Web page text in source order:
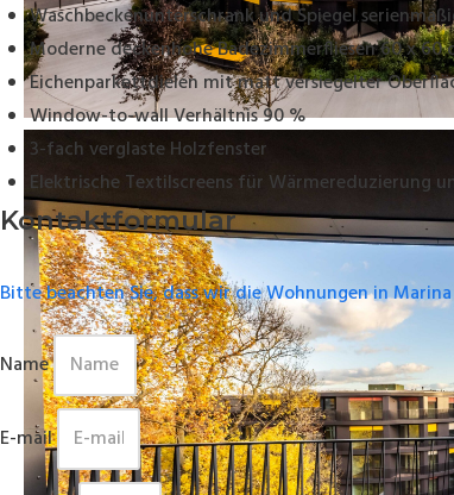
Waschbeckenunterschrank und Spiegel
Moderne deckenhohe Badezimmerfliesen 60 x 60
Eichenparkettdielen mit matt versiegelter
Window-to-wall Verhältnis 90 %
3-fach verglaste Holzfenster
Elektrische Textilscreens für Wärmereduzierung
Kontaktformular
Bitte beachten Sie, dass wir die Wohnungen in
Name
E-mail